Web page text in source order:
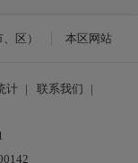
区） 本区网站
计 | 联系我们
|